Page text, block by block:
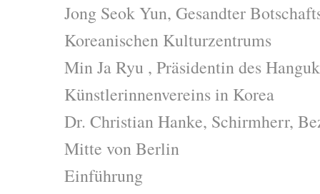
Jong Seok Yun, Gesandter
Koreanischen Kulturzentrums
Min Ja Ryu , Präsidentin des
Künstlerinnenvereins in Korea
Dr. Christian Hanke, Schirmherr,
Mitte von Berlin
Einführung